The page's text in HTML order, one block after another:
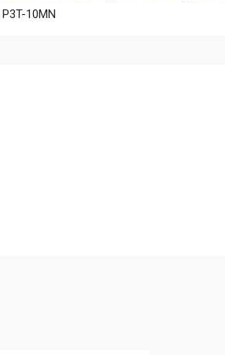
P3T-10MN